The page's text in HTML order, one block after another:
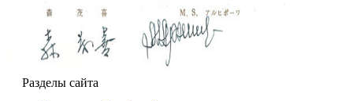
Разделы сайта